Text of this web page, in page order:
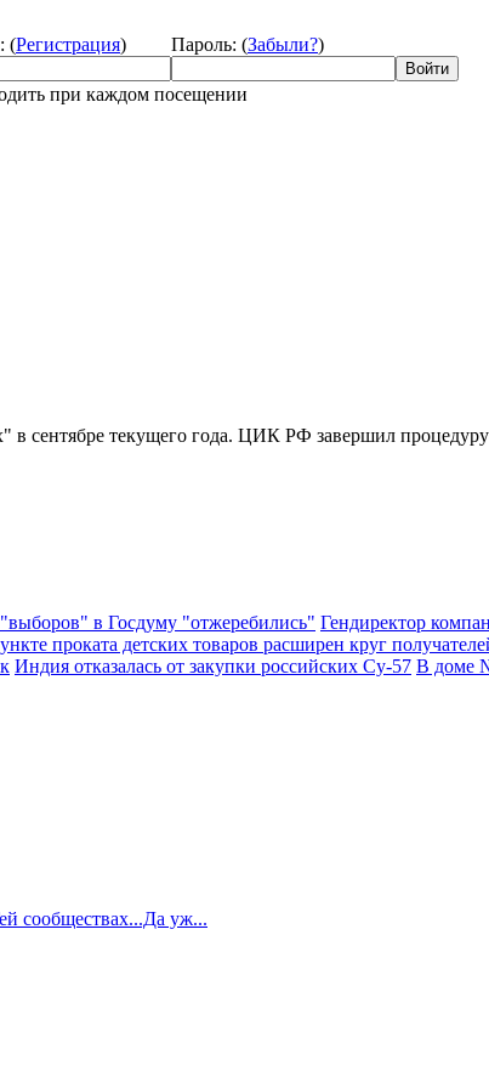
(Регистрация) Пароль: (Забыли?)
при каждом посещении
сентябре текущего года. ЦИК РФ завершил
в Госдуму "отжеребились" Гендиректор
проката детских товаров расширен круг
Индия отказалась от закупки российских Су-57 В доме
сообществах...Да уж...